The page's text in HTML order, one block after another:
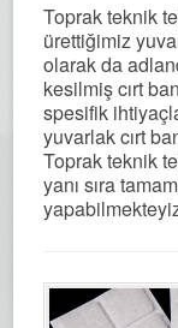
Toprak teknik
ürettiğimiz
olarak da
kesilmiş cırt
spesifik
yuvarlak cırt
Toprak teknik
yanı sıra